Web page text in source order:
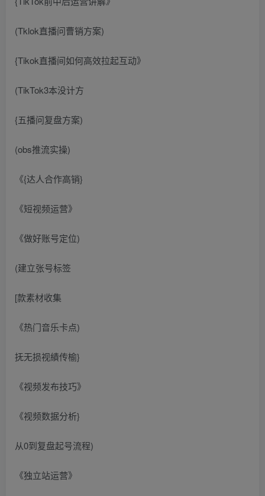
(Tklok直播问曹销方案)
{Tikok直播间如何高效拉起互动》
(TikTok3本没计方
{五播问复盘方案)
(obs推流实操)
《{达人合作高销}
《短视频运营》
《做好账号定位)
(建立张号标签
[款素材收集
《热门音乐卡点)
抚无损视績传榆}
《视频发布技巧》
《视频数据分析}
从0到复盘起号流程)
《独立站运营》